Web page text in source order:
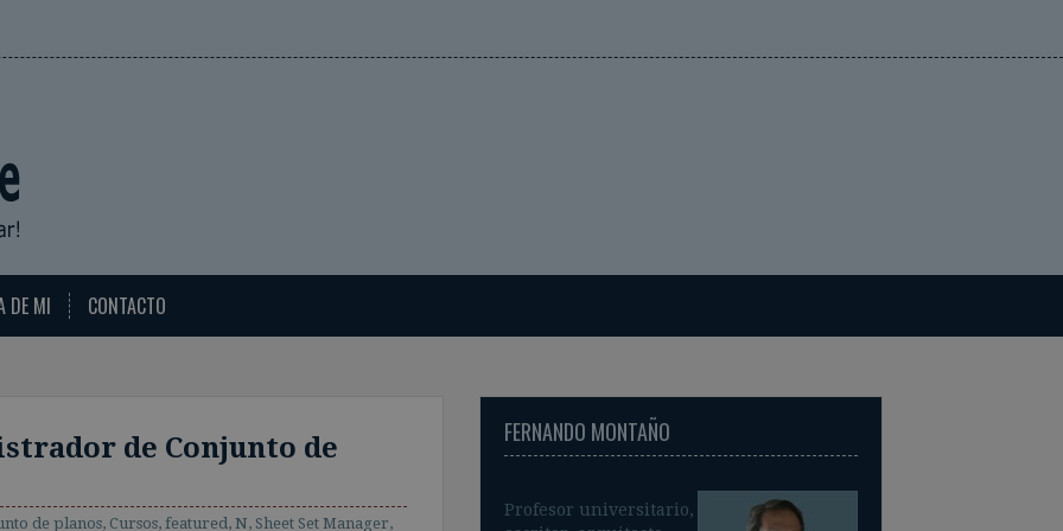
DE MI CONTACTO
de Conjunto de
de planos, Cursos, featured, N, Sheet Set Manager,
FERNANDO MONTAÑO
Profesor universitario,